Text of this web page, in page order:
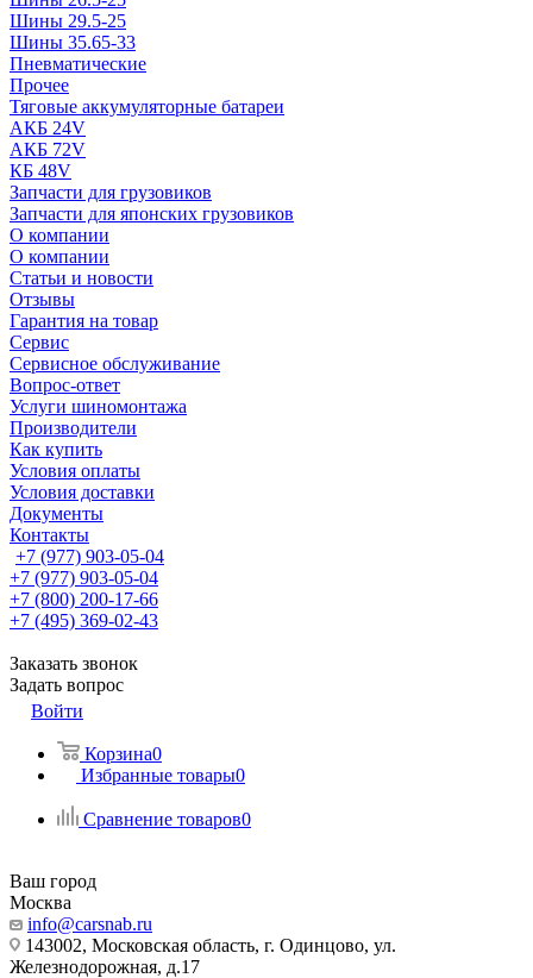
Шины 29.5-25
Шины 35.65-33
Пневматические
Прочее
Тяговые аккумуляторные батареи
АКБ 24V
АКБ 72V
КБ 48V
Запчасти для грузовиков
Запчасти для японских грузовиков
О компании
О компании
Статьи и новости
Отзывы
Гарантия на товар
Сервис
Сервисное обслуживание
Вопрос-ответ
Услуги шиномонтажа
Производители
Как купить
Условия оплаты
Условия доставки
Документы
Контакты
+7 (977) 903-05-04
+7 (977) 903-05-04
+7 (800) 200-17-66
+7 (495) 369-02-43
Заказать звонок
Задать вопрос
Войти
Корзина0
Избранные товары0
Сравнение товаров0
Ваш город
Москва
info@carsnab.ru
143002, Московская область, г. Одинцово, ул.
Железнодорожная, д.17